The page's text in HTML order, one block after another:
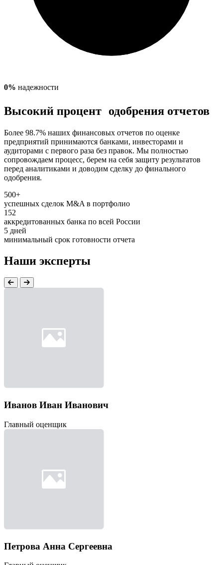
0% надежности
Высокий процент одобрения отчетов
Более 98.7% наших финансовых отчетов по оценке
предприятий принимаются банками, инвесторами и
аудиторами с первого раза без правок. Мы полностью
сопровождаем процесс, берем на себя защиту результатов
перед аналитиками и доводим сделку до финального
одобрения.
500+
успешных сделок M&A в портфолио
152
аккредитованных банка по всей России
5 дней
минимальный срок готовности отчета
Наши эксперты
Иванов Иван Иванович
Главный оценщик
Петрова Анна Сергеевна